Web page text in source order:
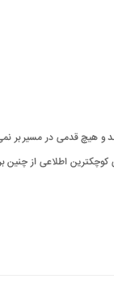
و هیچ قدمی در مسیر بر
اطلاعی از چنین